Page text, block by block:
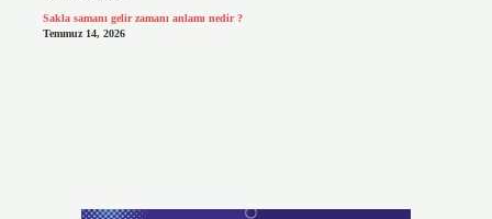
Sakla samanı gelir zamanı anlamı nedir ?
Temmuz 14, 2026